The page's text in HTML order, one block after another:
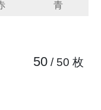
50/ 50 枚